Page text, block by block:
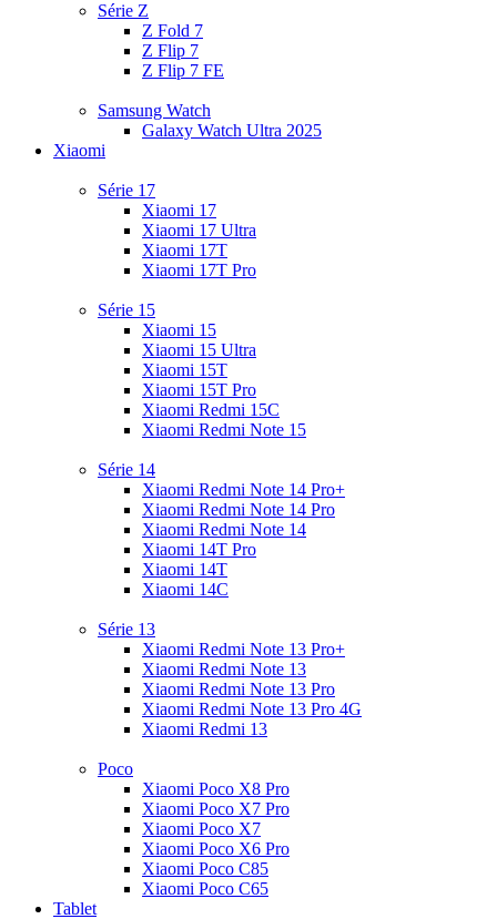
Série Z
Z Fold 7
Z Flip 7
Z Flip 7 FE
Samsung Watch
Galaxy Watch Ultra 2025
Xiaomi
Série 17
Xiaomi 17
Xiaomi 17 Ultra
Xiaomi 17T
Xiaomi 17T Pro
Série 15
Xiaomi 15
Xiaomi 15 Ultra
Xiaomi 15T
Xiaomi 15T Pro
Xiaomi Redmi 15C
Xiaomi Redmi Note 15
Série 14
Xiaomi Redmi Note 14 Pro+
Xiaomi Redmi Note 14 Pro
Xiaomi Redmi Note 14
Xiaomi 14T Pro
Xiaomi 14T
Xiaomi 14C
Série 13
Xiaomi Redmi Note 13 Pro+
Xiaomi Redmi Note 13
Xiaomi Redmi Note 13 Pro
Xiaomi Redmi Note 13 Pro 4G
Xiaomi Redmi 13
Poco
Xiaomi Poco X8 Pro
Xiaomi Poco X7 Pro
Xiaomi Poco X7
Xiaomi Poco X6 Pro
Xiaomi Poco C85
Xiaomi Poco C65
Tablet